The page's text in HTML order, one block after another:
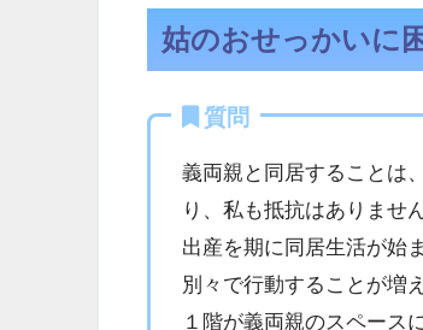
姑のおせっかいに
質問
義両親と同居することは
り、私も抵抗はありませ
出産を期に同居生活が始
別々で行動することが増
１階が義両親のスペース